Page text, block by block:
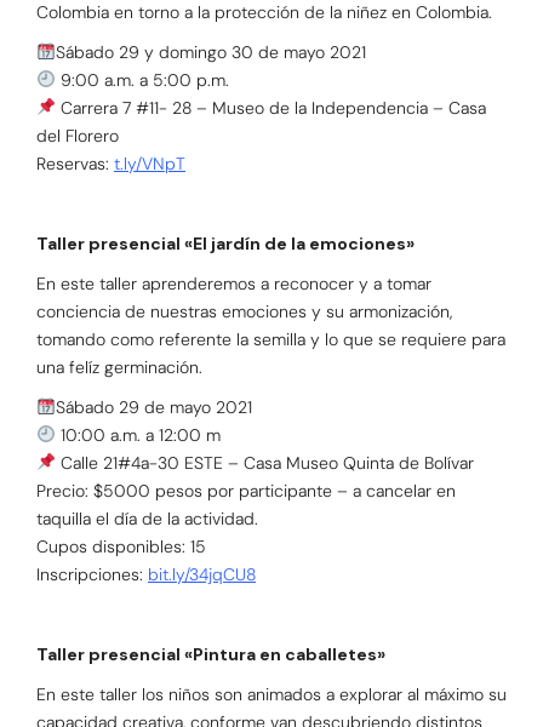
Colombia en torno a la protección de la niñez en Colombia.
Sábado 29 y domingo 30 de mayo 2021
9:00 a.m. a 5:00 p.m.
Carrera 7 #11- 28 – Museo de la Independencia – Casa
del Florero
Reservas: t.ly/VNpT
Taller presencial «El jardín de la emociones»
En este taller aprenderemos a reconocer y a tomar
conciencia de nuestras emociones y su armonización,
tomando como referente la semilla y lo que se requiere para
una felíz germinación.
Sábado 29 de mayo 2021
10:00 a.m. a 12:00 m
Calle 21#4a-30 ESTE – Casa Museo Quinta de Bolívar
Precio: $5000 pesos por participante – a cancelar en
taquilla el día de la actividad.
Cupos disponibles: 15
Inscripciones: bit.ly/34jqCU8
Taller presencial «Pintura en caballetes»
En este taller los niños son animados a explorar al máximo su
capacidad creativa, conforme van descubriendo distintos